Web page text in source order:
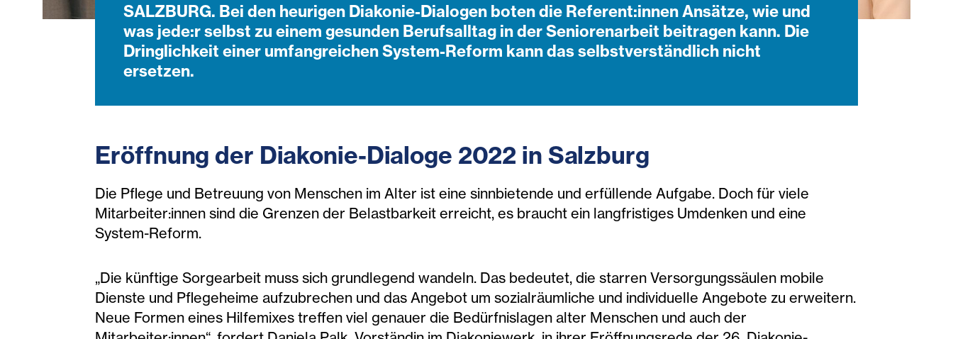
SALZBURG. Bei den heurigen Diakonie-Dialogen boten die Referent:innen Ansätze, wie und
was jede:r selbst zu einem gesunden Berufsalltag in der Seniorenarbeit beitragen kann. Die
Dringlichkeit einer umfangreichen System-Reform kann das selbstverständlich nicht
ersetzen.
Eröffnung der Diakonie-Dialoge 2022 in Salzburg
Die Pflege und Betreuung von Menschen im Alter ist eine sinnbietende und erfüllende Aufgabe. Doch für viele
Mitarbeiter:innen sind die Grenzen der Belastbarkeit erreicht, es braucht ein langfristiges Umdenken und eine
System-Reform.
„Die künftige Sorgearbeit muss sich grundlegend wandeln. Das bedeutet, die starren Versorgungssäulen mobile
Dienste und Pflegeheime aufzubrechen und das Angebot um sozialräumliche und individuelle Angebote zu erweitern.
Neue Formen eines Hilfemixes treffen viel genauer die Bedürfnislagen alter Menschen und auch der